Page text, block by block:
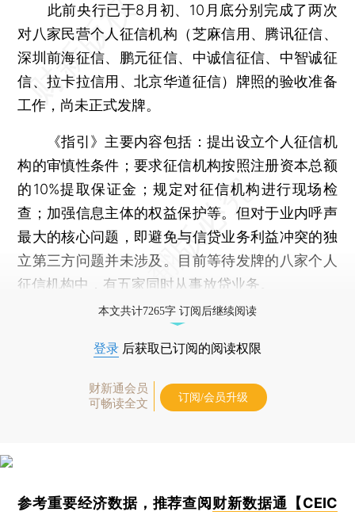
此前央行已于8月初、10月底分别完成了两次
对八家民营个人征信机构（芝麻信用、腾讯征信、
深圳前海征信、鹏元征信、中诚信征信、中智诚征
信、拉卡拉信用、北京华道征信）牌照的验收准备
工作，尚未正式发牌。
《指引》主要内容包括：提出设立个人征信机
构的审慎性条件；要求征信机构按照注册资本总额
的10%提取保证金；规定对征信机构进行现场检
查；加强信息主体的权益保护等。但对于业内呼声
最大的核心问题，即避免与信贷业务利益冲突的独
立第三方问题并未涉及。目前等待发牌的八家个人
征信机构中，有五家同时从事放贷业务。
本文共计7265字 订阅后继续阅读
登录 后获取已订阅的阅读权限
财新通会员
可畅读全文
订阅/会员升级
参考重要经济数据，推荐查阅财新数据通【CEIC